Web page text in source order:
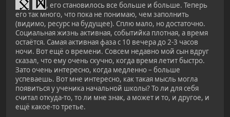
, его становилось все больше и больше. Теперь
его так много, что пока не понимаю, чем заполнить
(видимо, ресурс на будущее). Сплю мало, но достаточно.
Социальная жизнь активная, событийка плотная, а время
остаётся. Самая активная фаза с 10 вечера до 2-3 часов
ночи. Вот ещё о времени. Совсем недавно мой сын вдруг
сказал, что ему очень скучно, когда время летит быстро.
Зато очень интересно, когда медленно – больше
успеваешь. Вот мне интересно, как такая мысль могла
появиться у ученика начальной школы? То ли для себя
считал откуда-то, то ли мне знак, а может и то, и другое, и
ещё какое-то третье.